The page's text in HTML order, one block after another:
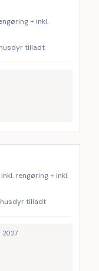
+ inkl.
tilladt
rengøring + inkl.
tilladt
2027